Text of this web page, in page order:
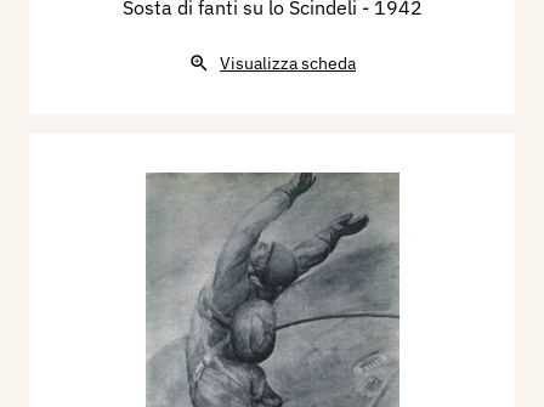
Sosta di fanti su lo Scindeli - 1942
Visualizza scheda